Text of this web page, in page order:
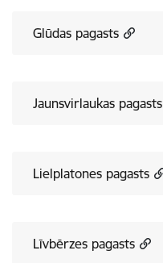
Glūdas pagasts
Jaunsvirlaukas pagasts
Lielplatones pagasts
Līvbērzes pagasts